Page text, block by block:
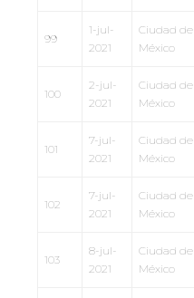
99
1-jul-
2021
Ciudad de
México
100
2-jul-
2021
Ciudad de
México
101
7-jul-
2021
Ciudad de
México
102
7-jul-
2021
Ciudad de
México
103
8-jul-
2021
Ciudad de
México